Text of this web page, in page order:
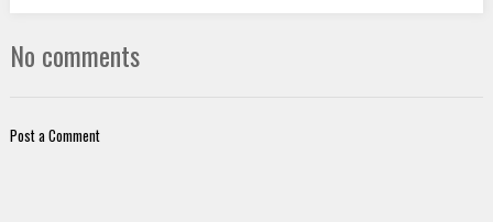
No comments
Post a Comment